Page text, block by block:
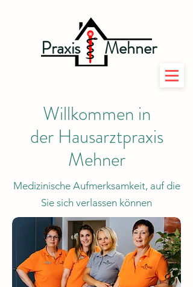
Praxis Mehner
Willkommen in
der Hausarztpraxis
Mehner
Medizinische Aufmerksamkeit, auf die
Sie sich verlassen können